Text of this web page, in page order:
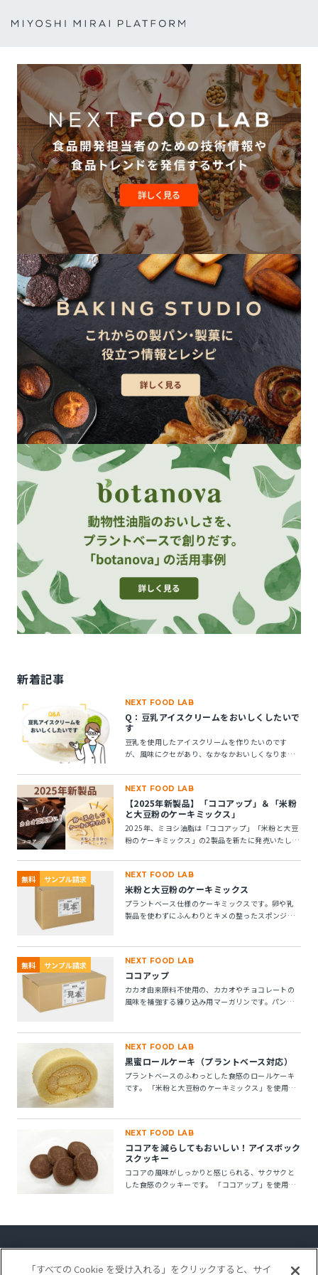
新着記事
NEXT FOOD LAB
Q：豆乳アイスクリームをおいしくしたいで
す
豆乳を使用したアイスクリームを作りたいのです
が、風味にクセがあり、なかなかおいしくなりませ
NEXT FOOD LAB
【2025年新製品】「ココアップ」＆「米粉
と大豆粉のケーキミックス」
2025年、ミヨシ油脂は「ココアップ」「米粉と大豆
粉のケーキミックス」の2製品を新たに発売いたしま
無料 サンプル請求 NEXT FOOD LAB
米粉と大豆粉のケーキミックス
プラントベース仕様のケーキミックスです。卵や乳
製品を使わずにふんわりとキメの整ったスポンジケ
無料 サンプル請求 NEXT FOOD LAB
ココアップ
カカオ由来原料不使用の、カカオやチョコレートの
風味を補強する練り込み用マーガリンです。パン・
NEXT FOOD LAB
黒蜜ロールケーキ（プラントベース対応）
プラントベースのふわっとした食感のロールケーキ
です。 「米粉と大豆粉のケーキミックス」を使用す
リューム感のある仕上がりになります。
NEXT FOOD LAB
ココアを減らしてもおいしい！アイスボック
スクッキー
ココアの風味がしっかりと感じられる、サクサクと
した食感のクッキーです。 「ココアップ」を使用す
「すべての Cookie を受け入れる」をクリックすると、サイ